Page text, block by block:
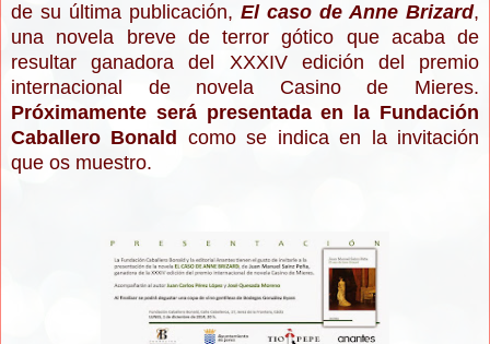
de su última publicación, El caso de Anne Brizard,
una novela breve de terror gótico que acaba de
resultar ganadora del XXXIV edición del premio
internacional de novela Casino de Mieres.
Próximamente será presentada en la Fundación
Caballero Bonald como se indica en la invitación
que os muestro.